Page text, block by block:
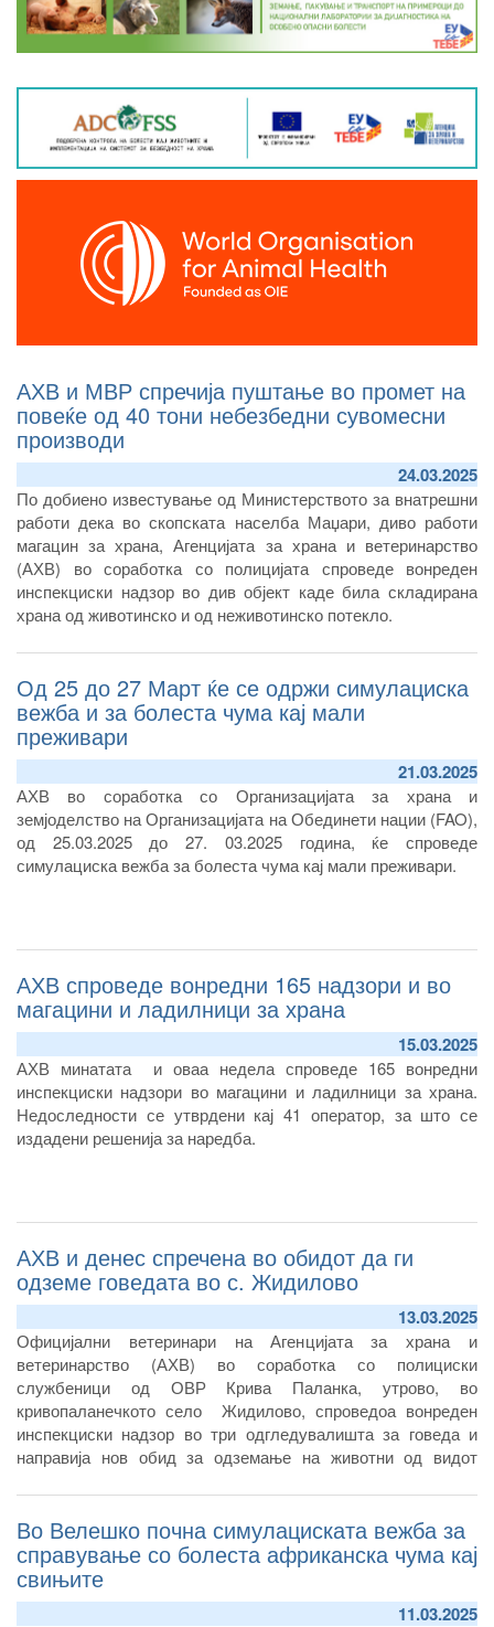
АХВ и МВР спречија пуштање во промет на
повеќе од 40 тони небезбедни сувомесни
производи
24.03.2025
По добиено известување од Министерството за внатрешни
работи дека во скопската населба Маџари, диво работи
магацин за храна, Агенцијата за храна и ветеринарство
(АХВ) во соработка со полицијата спроведе вонреден
инспекциски надзор во див објект каде била складирана
храна од животинско и од неживотинско потекло.
Од 25 до 27 Март ќе се одржи симулациска
вежба и за болеста чума кај мали
преживари
21.03.2025
АХВ во соработка со Организацијата за храна и
земјоделство на Организацијата на Обединети нации (FAO),
од 25.03.2025 до 27. 03.2025 година, ќе спроведе
симулациска вежба за болеста чума кај мали преживари.
АХВ спроведе вонредни 165 надзори и во
магацини и ладилници за храна
15.03.2025
АХВ минатата и оваа недела спроведе 165 вонредни
инспекциски надзори во магацини и ладилници за храна.
Недоследности се утврдени кај 41 оператор, за што се
издадени решенија за наредба.
АХВ и денес спречена во обидот да ги
одземе говедата во с. Жидилово
13.03.2025
Официјални ветеринари на Агенцијата за храна и
ветеринарство (АХВ) во соработка со полициски
службеници од ОВР Крива Паланка, утрово, во
кривопаланечкото село Жидилово, спроведоа вонреден
инспекциски надзор во три одгледувалишта за говеда и
направија нов обид за одземање на животни од видот
Во Велешко почна симулациската вежба за
справување со болеста африканска чума кај
свињите
11.03.2025